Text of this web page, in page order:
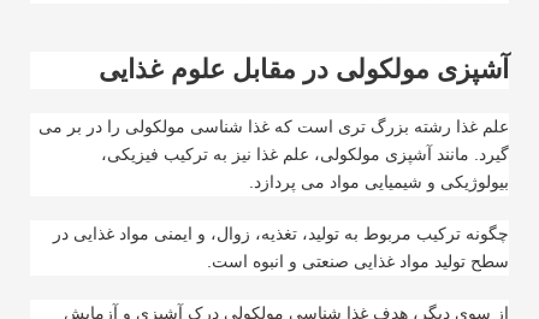
آشپزی مولکولی در مقابل علوم غذایی
علم غذا رشته بزرگ تری است که غذا شناسی مولکولی را در بر می
گیرد. مانند آشپزی مولکولی، علم غذا نیز به ترکیب فیزیکی،
بیولوژیکی و شیمیایی مواد می پردازد.
چگونه ترکیب مربوط به تولید، تغذیه، زوال، و ایمنی مواد غذایی در
سطح تولید مواد غذایی صنعتی و انبوه است.
از سوی دیگر، هدف غذا شناسی مولکولی درک آشپزی و آزمایش